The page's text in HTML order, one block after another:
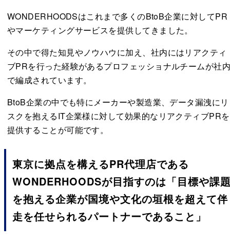
WONDERHOODSはこれまで多くのBtoB企業に対してPR
やマーケティングサービスを提供してきました。
その中で得た知見やノウハウに加え、社内にはリアクティ
ブPRを行った経験があるプロフェッショナルチームが社
で編成されています。
BtoB企業の中でも特にメーカーや製造業、データ漏洩にリ
スクを抱えるIT企業様に対して効果的なリアクティブPRを
提供することが可能です。
東京に拠点を構えるPR代理店である
WONDERHOODSが目指すのは「目標や課
を抱える企業が国境や文化の垣根を超えて伴
走を任せられるパートナーであること」